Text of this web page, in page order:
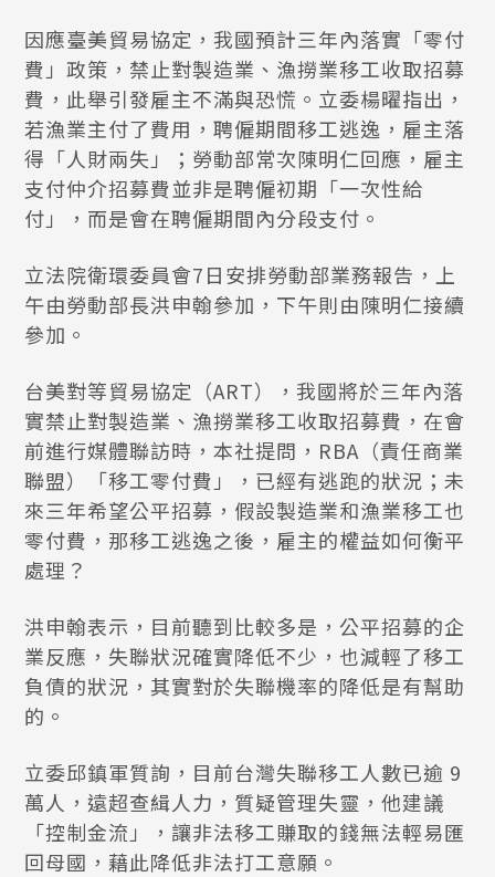
因應臺美貿易協定，我國預計三年內落實「零付
費」政策，禁止對製造業、漁撈業移工收取招募
費，此舉引發雇主不滿與恐慌。立委楊曜指出，
若漁業主付了費用，聘僱期間移工逃逸，雇主落
得「人財兩失」；勞動部常次陳明仁回應，雇主
支付仲介招募費並非是聘僱初期「一次性給
付」，而是會在聘僱期間內分段支付。
立法院衛環委員會7日安排勞動部業務報告，上
午由勞動部長洪申翰參加，下午則由陳明仁接續
參加。
台美對等貿易協定（ART），我國將於三年內落
實禁止對製造業、漁撈業移工收取招募費，在會
前進行媒體聯訪時，本社提問，RBA（責任商業
聯盟）「移工零付費」，已經有逃跑的狀況；未
來三年希望公平招募，假設製造業和漁業移工也
零付費，那移工逃逸之後，雇主的權益如何衡平
處理？
洪申翰表示，目前聽到比較多是，公平招募的企
業反應，失聯狀況確實降低不少，也減輕了移工
負債的狀況，其實對於失聯機率的降低是有幫助
的。
立委邱鎮軍質詢，目前台灣失聯移工人數已逾 9
萬人，遠超查緝人力，質疑管理失靈，他建議
「控制金流」，讓非法移工賺取的錢無法輕易匯
回母國，藉此降低非法打工意願。